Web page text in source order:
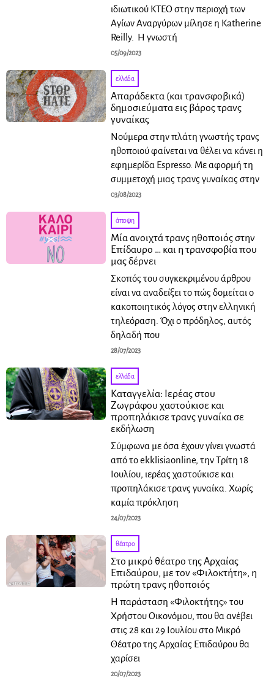
ιδιωτικού ΚΤΕΟ στην περιοχή των
Αγίων Αναργύρων μίλησε η Katherine
Reilly. Η γνωστή
05/09/2023
ελλάδα
Απαράδεκτα (και τρανσφοβικά)
δημοσιεύματα εις βάρος τρανς
γυναίκας
Νούμερα στην πλάτη γνωστής τρανς
ηθοποιού φαίνεται να θέλει να κάνει η
εφημερίδα Espresso. Με αφορμή τη
συμμετοχή μιας τρανς γυναίκας στην
03/08/2023
άποψη
Μία ανοιχτά τρανς ηθοποιός στην
Επίδαυρο … και η τρανσφοβία που
μας δέρνει
Σκοπός του συγκεκριμένου άρθρου
είναι να αναδείξει το πώς δομείται ο
κακοποιητικός λόγος στην ελληνική
τηλεόραση. Όχι ο πρόδηλος, αυτός
δηλαδή που
28/07/2023
ελλάδα
Καταγγελία: Ιερέας στου
Ζωγράφου χαστούκισε και
προπηλάκισε τρανς γυναίκα σε
εκδήλωση
Σύμφωνα με όσα έχουν γίνει γνωστά
από το ekklisiaonline, την Τρίτη 18
Ιουλίου, ιερέας χαστούκισε και
προπηλάκισε τρανς γυναίκα. Χωρίς
καμία πρόκληση
24/07/2023
θέατρο
Στο μικρό θέατρο της Αρχαίας
Επιδαύρου, με τον «Φιλοκτήτη», η
πρώτη τρανς ηθοποιός
Η παράσταση «Φιλοκτήτης» του
Χρήστου Οικονόμου, που θα ανέβει
στις 28 και 29 Ιουλίου στο Μικρό
Θέατρο της Αρχαίας Επιδαύρου θα
χαρίσει
20/07/2023